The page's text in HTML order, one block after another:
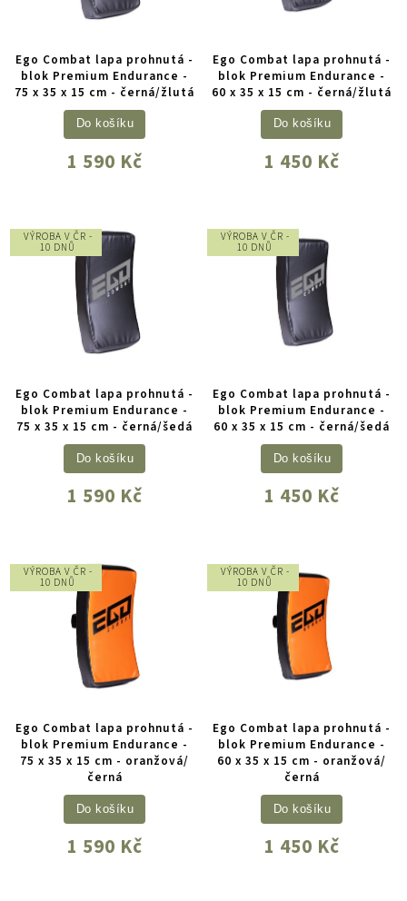
Ego Combat lapa prohnutá -
blok Premium Endurance -
75 x 35 x 15 cm - černá/žlutá
1 590 Kč
Do košíku
Ego Combat lapa prohnutá -
blok Premium Endurance -
60 x 35 x 15 cm - černá/žlutá
1 450 Kč
Do košíku
VÝROBA V ČR -
10 DNŮ
Ego Combat lapa prohnutá -
blok Premium Endurance -
75 x 35 x 15 cm - černá/šedá
1 590 Kč
Do košíku
VÝROBA V ČR -
10 DNŮ
Ego Combat lapa prohnutá -
blok Premium Endurance -
60 x 35 x 15 cm - černá/šedá
1 450 Kč
Do košíku
VÝROBA V ČR -
10 DNŮ
Ego Combat lapa prohnutá -
blok Premium Endurance -
75 x 35 x 15 cm - oranžová/
černá
1 590 Kč
Do košíku
VÝROBA V ČR -
10 DNŮ
Ego Combat lapa prohnutá -
blok Premium Endurance -
60 x 35 x 15 cm - oranžová/
černá
1 450 Kč
Do košíku